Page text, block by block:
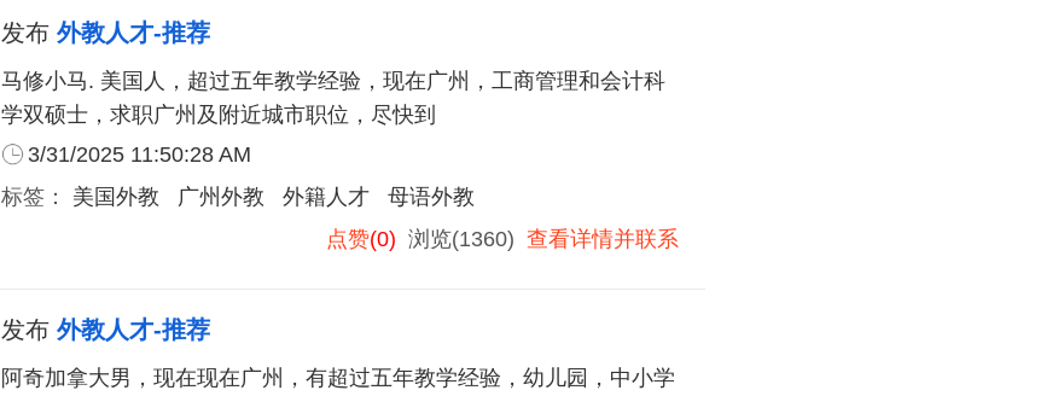
发布 外教人才-推荐
马修小马. 美国人，超过五年教学经验，现在广州，工商管理和会计科
学双硕士，求职广州及附近城市职位，尽快到
3/31/2025 11:50:28 AM
标签： 美国外教 广州外教 外籍人才
母语外教
点赞(0) 浏览(1360) 查看详情并联系
发布 外教人才-推荐
阿奇加拿大男，现在现在广州，有超过五年教学经验，幼儿园，中小学